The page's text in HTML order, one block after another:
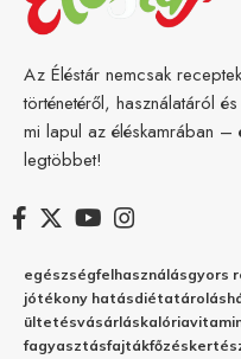
Az Éléstár nemcsak
történetéről, használatáról
mi lapul az éléskamrában
legtöbbet!
egészségfelhasználásgyors
jótékony hatásdiétatárolás
ültetésvásárláskalória
fagyasztásfajtákfőzés